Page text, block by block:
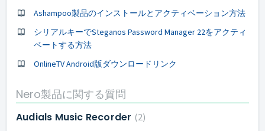
Ashampoo製品のインストールとアクティベーション方法
シリアルキーでSteganos Password Manager 22をアクティ
ベートする方法
OnlineTV Android版ダウンロードリンク
Nero製品に関する質問
Audials Music Recorder 2